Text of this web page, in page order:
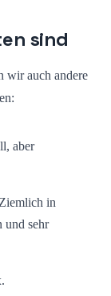
sind
wir auch andere
aber
in
und sehr